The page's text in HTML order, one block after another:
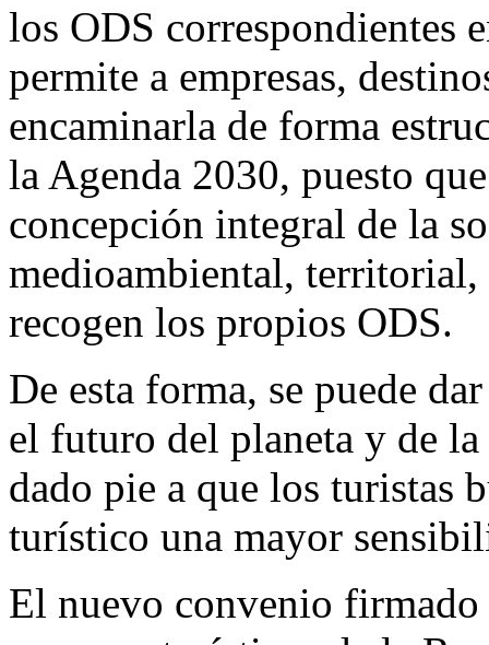
los ODS correspondientes
permite a empresas,
encaminarla de forma
la Agenda 2030, puesto
concepción integral de la
medioambiental,
recogen los propios ODS.
De esta forma, se puede
el futuro del planeta y de
dado pie a que los turistas
turístico una mayor
El nuevo convenio firmado